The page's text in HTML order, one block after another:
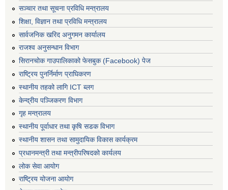
सञ्‍चार तथा सूचना प्रविधि मन्त्रालय
शिक्षा, विज्ञान तथा प्रविधि मन्त्रालय
सार्वजनिक खरिद अनुगमन कार्यालय
राजश्व अनुसन्धान विभाग
सिरानचोक गाउपालिकाको फेसबुक (Facebook) पेज
राष्ट्रिय पुनर्निर्माण प्राघिकरण
स्थानीय तहको लागि ICT ब्लग
केन्द्रीय पञ्जिकरण विभाग
गृह मन्त्रालय
स्थानीय पूर्वाधार तथा कृषि सडक विभाग
स्थानीय शासन तथा सामुदायिक विकास कार्यक्रम
प्रधानमन्त्री तथा मन्त्रीपरिषदको कार्यलय
लोक सेवा आयोग
राष्ट्रिय योजना आयोग